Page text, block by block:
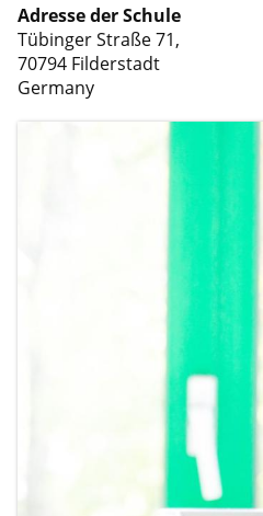
Adresse der Schule
Tübinger Straße 71,
70794 Filderstadt
Germany